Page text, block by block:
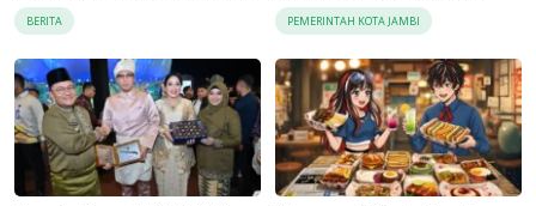
Lintas Generasi
BERITA
Momentum Rakernas
APEKSI di Medan
PEMERINTAH KOTA JAMBI